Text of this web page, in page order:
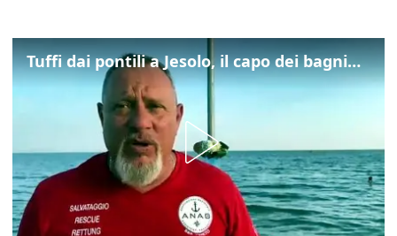
Tuffi dai pontili a Jesolo, il capo dei bagnini: "L'impegno di tutti per evitare altre tragedie"